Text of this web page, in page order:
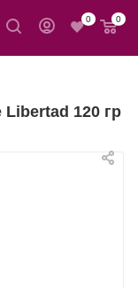
0 0
120 гр